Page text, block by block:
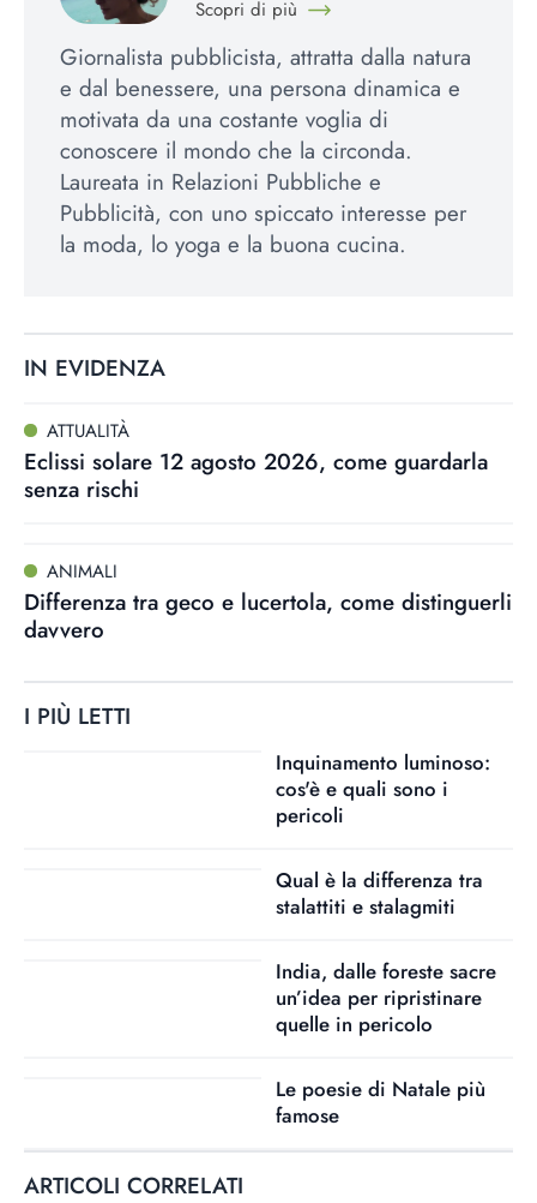
Scopri di più
Giornalista pubblicista, attratta dalla natura
e dal benessere, una persona dinamica e
motivata da una costante voglia di
conoscere il mondo che la circonda.
Laureata in Relazioni Pubbliche e
Pubblicità, con uno spiccato interesse per
la moda, lo yoga e la buona cucina.
IN EVIDENZA
ATTUALITÀ
Eclissi solare 12 agosto 2026, come guardarla
senza rischi
ANIMALI
Differenza tra geco e lucertola, come distinguerli
davvero
I PIÙ LETTI
Inquinamento luminoso:
cos'è e quali sono i
pericoli
Qual è la differenza tra
stalattiti e stalagmiti
India, dalle foreste sacre
un’idea per ripristinare
quelle in pericolo
Le poesie di Natale più
famose
ARTICOLI CORRELATI